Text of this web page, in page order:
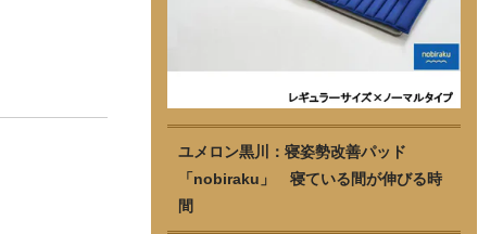
ユメロン黒川：寝姿勢改善パッド
「nobiraku」 寝ている間が伸びる時
間